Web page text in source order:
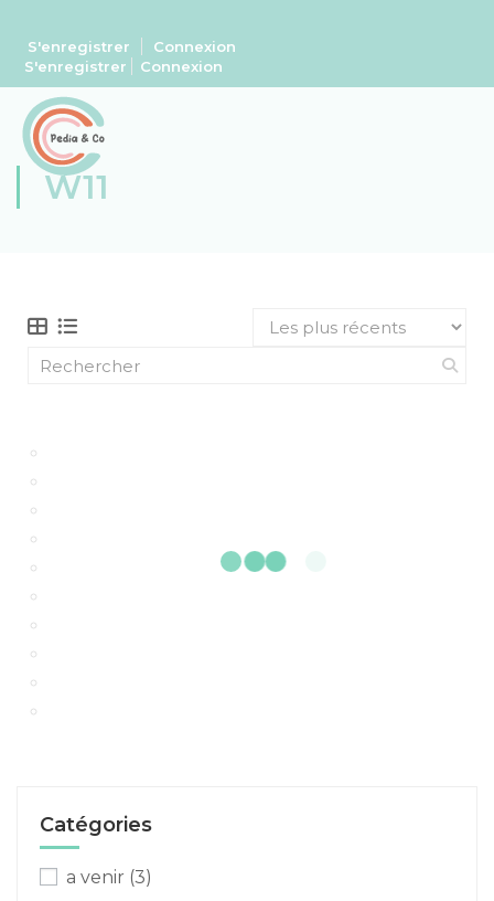
S'enregistrer
Connexion
S'enregistrer
Connexion
W11
Catégories
a venir (3)